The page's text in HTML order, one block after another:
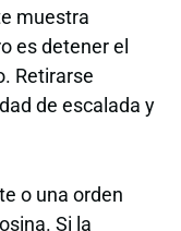
muestra
es detener el
Retirarse
de escalada y
o una orden
Si la